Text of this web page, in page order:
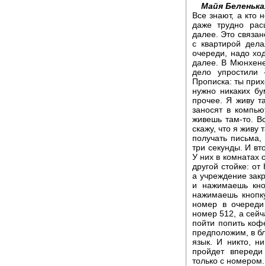
Майя
Все знают, а кто
даже трудно
далее. Это
с квартирой
очереди, надо
далее. В Мюнхене
дело
Прописка: ты
нужно никаких
прочее. Я живу
заносят в
живешь там-то.
скажу, что я живу
получать
три секунды. И
У них в комнатах
другой стойке:
а учреждение
и нажимаешь
нажимаешь
номер в
номер 512, а
пойти попить
предположим, в
язык. И никто,
пройдет
только с номером.